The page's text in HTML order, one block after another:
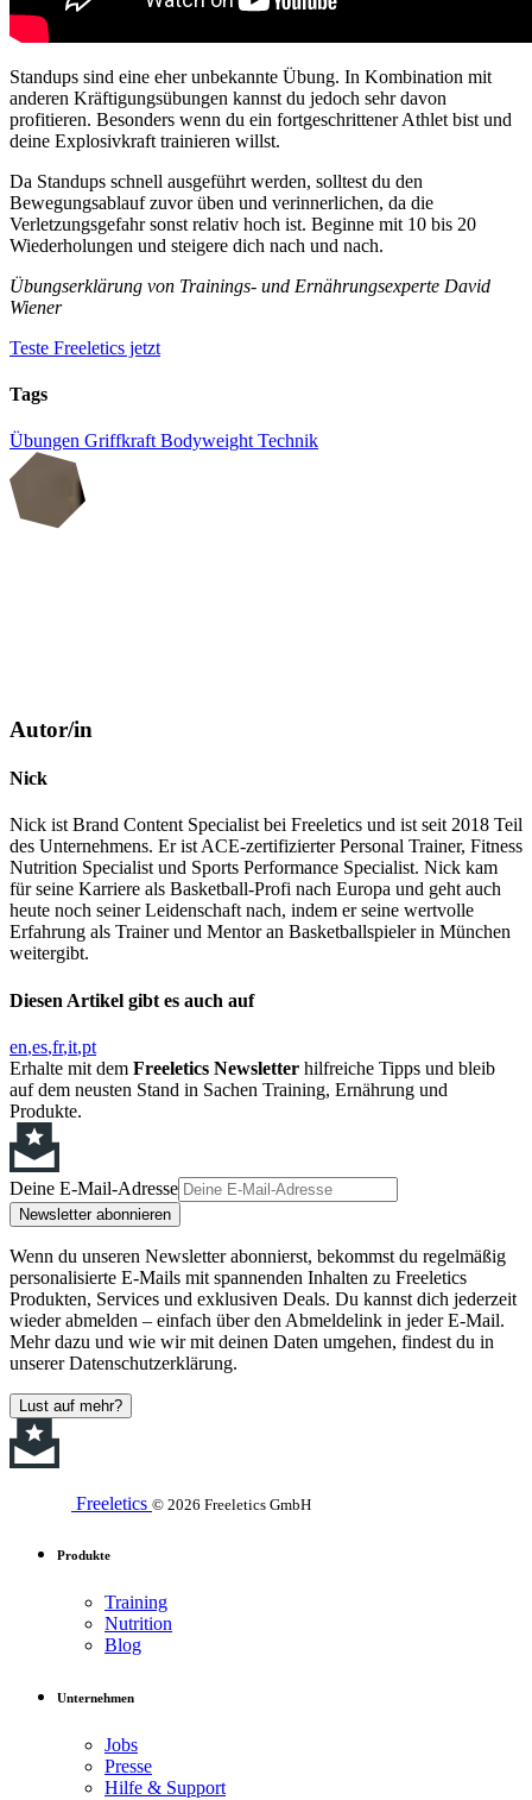
Standups sind eine eher unbekannte Übung. In Kombination mit
anderen Kräftigungsübungen kannst du jedoch sehr davon
profitieren. Besonders wenn du ein fortgeschrittener Athlet bist und
deine Explosivkraft trainieren willst.
Da Standups schnell ausgeführt werden, solltest du den
Bewegungsablauf zuvor üben und verinnerlichen, da die
Verletzungsgefahr sonst relativ hoch ist. Beginne mit 10 bis 20
Wiederholungen und steigere dich nach und nach.
Übungserklärung von Trainings- und Ernährungsexperte David
Wiener
Teste Freeletics jetzt
Tags
Übungen Griffkraft Bodyweight Technik
Autor/in
Nick
Nick ist Brand Content Specialist bei Freeletics und ist seit 2018 Teil
des Unternehmens. Er ist ACE-zertifizierter Personal Trainer, Fitness
Nutrition Specialist und Sports Performance Specialist. Nick kam
für seine Karriere als Basketball-Profi nach Europa und geht auch
heute noch seiner Leidenschaft nach, indem er seine wertvolle
Erfahrung als Trainer und Mentor an Basketballspieler in München
weitergibt.
Diesen Artikel gibt es auch auf
en es fr it pt
Erhalte mit dem Freeletics Newsletter hilfreiche Tipps und bleib
auf dem neusten Stand in Sachen Training, Ernährung und
Produkte.
Deine E-Mail-Adresse
Newsletter abonnieren
Wenn du unseren Newsletter abonnierst, bekommst du regelmäßig
personalisierte E-Mails mit spannenden Inhalten zu Freeletics
Produkten, Services und exklusiven Deals. Du kannst dich jederzeit
wieder abmelden – einfach über den Abmeldelink in jeder E-Mail.
Mehr dazu und wie wir mit deinen Daten umgehen, findest du in
unserer Datenschutzerklärung.
Lust auf mehr?
Freeletics © 2026 Freeletics GmbH
Produkte
Training
Nutrition
Blog
Unternehmen
Jobs
Presse
Hilfe & Support